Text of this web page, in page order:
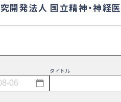
開発法人 国立精神・神経
タイトル